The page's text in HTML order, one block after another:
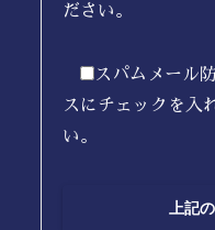
ださい。
スパムメール
スにチェックを入
い。